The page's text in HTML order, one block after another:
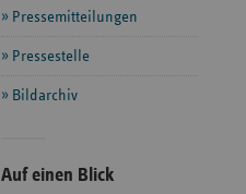
Seitennavigation
Pressemitteilungen
Pressestelle
Bildarchiv
Seitenleiste
Auf einen Blick